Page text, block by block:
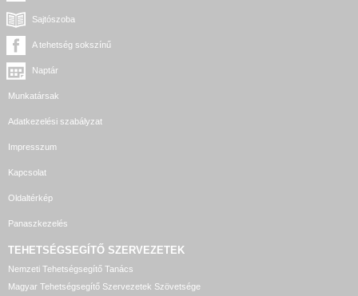
Sajtószoba
A tehetség sokszínű
Naptár
Munkatársak
Adatkezelési szabályzat
Impresszum
Kapcsolat
Oldaltérkép
Panaszkezelés
TEHETSÉGSEGÍTŐ SZERVEZETEK
Nemzeti Tehetségsegítő Tanács
Magyar Tehetségsegítő Szervezetek Szövetsége